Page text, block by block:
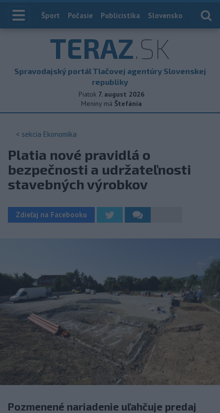
Index
Šport Počasie Publicistika Slovensko
TERAZ.SK
Spravodajský portál Tlačovej agentúry Slovenskej
republiky
Piatok 7. august 2026
Meniny má Štefánia
< sekcia Ekonomika
Platia nové pravidlá o
bezpečnosti a udržateľnosti
stavebných výrobkov
Zdieľaj na Facebooku
Pozmenené nariadenie uľahčuje predaj